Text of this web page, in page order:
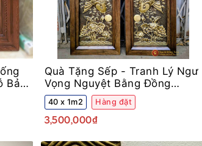
Bản
Quà Tặng Sếp - Tranh Lý Ngư
Vọng Nguyệt Bằng Đồng
Khung Gỗ Sồi
40 x 1m2 Hàng đặt
3,500,000₫